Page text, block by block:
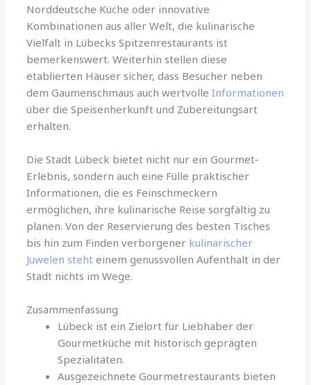
Norddeutsche Küche oder innovative
Kombinationen aus aller Welt, die kulinarische
Vielfalt in Lübecks Spitzenrestaurants ist
bemerkenswert. Weiterhin stellen diese
etablierten Häuser sicher, dass Besucher neben
dem Gaumenschmaus auch wertvolleInformationen
über die Speisenherkunft und Zubereitungsart
erhalten.
Die Stadt Lübeck bietet nicht nur ein Gourmet-
Erlebnis, sondern auch eine Fülle praktischer
Informationen, die es Feinschmeckern
ermöglichen, ihre kulinarische Reise sorgfältig zu
planen. Von der Reservierung des besten Tisches
bis hin zum Finden verborgener kulinarischer
Juwelen steht einem genussvollen Aufenthalt in der
Stadt nichts im Wege.
Zusammenfassung
Lübeck ist ein Zielort für Liebhaber der
Gourmetküche mit historisch geprägten
Spezialitäten.
Ausgezeichnete Gourmetrestaurants bieten